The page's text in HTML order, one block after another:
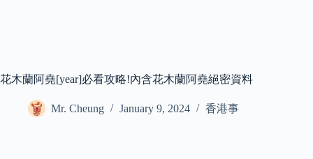
花木蘭阿堯[year]必看攻略!內含花木蘭阿堯絕密資料
Mr. Cheung January 9, 2024 香港事